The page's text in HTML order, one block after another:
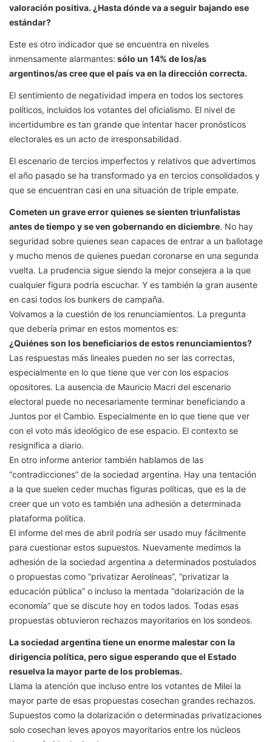
valoración positiva. ¿Hasta dónde va a seguir bajando ese
estándar?
Este es otro indicador que se encuentra en niveles
inmensamente alarmantes: sólo un 14% de los/as
argentinos/as cree que el país va en la dirección correcta.
El sentimiento de negatividad impera en todos los sectores
políticos, incluidos los votantes del oficialismo. El nivel de
incertidumbre es tan grande que intentar hacer pronósticos
electorales es un acto de irresponsabilidad.
El escenario de tercios imperfectos y relativos que advertimos
el año pasado se ha transformado ya en tercios consolidados y
que se encuentran casi en una situación de triple empate.
Cometen un grave error quienes se sienten triunfalistas
antes de tiempo y se ven gobernando en diciembre. No hay
seguridad sobre quienes sean capaces de entrar a un ballotage
y mucho menos de quienes puedan coronarse en una segunda
vuelta. La prudencia sigue siendo la mejor consejera a la que
cualquier figura podría escuchar. Y es también la gran ausente
en casi todos los bunkers de campaña.
Volvamos a la cuestión de los renunciamientos. La pregunta
que debería primar en estos momentos es:
¿Quiénes son los beneficiarios de estos renunciamientos?
Las respuestas más lineales pueden no ser las correctas,
especialmente en lo que tiene que ver con los espacios
opositores. La ausencia de Mauricio Macri del escenario
electoral puede no necesariamente terminar beneficiando a
Juntos por el Cambio. Especialmente en lo que tiene que ver
con el voto más ideológico de ese espacio. El contexto se
resignifica a diario.
En otro informe anterior también hablamos de las
“contradicciones” de la sociedad argentina. Hay una tentación
a la que suelen ceder muchas figuras políticas, que es la de
creer que un voto es también una adhesión a determinada
plataforma política.
El informe del mes de abril podría ser usado muy fácilmente
para cuestionar estos supuestos. Nuevamente medimos la
adhesión de la sociedad argentina a determinados postulados
o propuestas como “privatizar Aerolíneas”, “privatizar la
educación pública” o incluso la mentada “dolarización de la
economía” que se discute hoy en todos lados. Todas esas
propuestas obtuvieron rechazos mayoritarios en los sondeos.
La sociedad argentina tiene un enorme malestarcon la
dirigencia política, pero sigue esperando que el Estado
resuelva la mayor parte de los problemas.
Llama la atención que incluso entre los votantes de Milei la
mayor parte de esas propuestas cosechan grandes rechazos.
Supuestos como la dolarización o determinadas privatizaciones
solo cosechan leves apoyos mayoritarios entre los núcleos